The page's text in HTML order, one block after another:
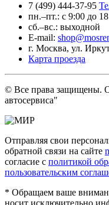
7 (499) 444-37-95
пн.–пт.: с 9:00 до
сб.–вс.: выходной
E-mail:
г. Москва, ул.
Карта проезда
© Все права защищены.
автосервиса"
Отправляя свои
обратной связи на сайте
согласие с политикой
пользовательским
* Обращаем ваше